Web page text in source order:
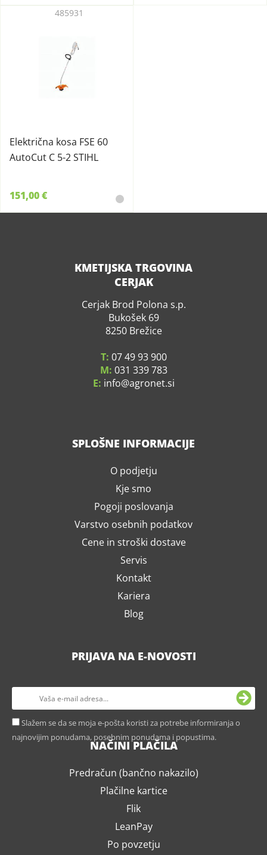
Električna kosa FSE 60
AutoCut C 5-2 STIHL
485931
151,00 €
KMETIJSKA TRGOVINA
CERJAK
Cerjak Brod Polona s.p.
Bukošek 69
8250 Brežice
T: 07 49 93 900
M: 031 339 783
E: info agronet.si
SPLOŠNE INFORMACIJE
O podjetju
Kje smo
Pogoji poslovanja
Varstvo osebnih podatkov
Cene in stroški dostave
Servis
Kontakt
Kariera
Blog
PRIJAVA NA E-NOVOSTI
Slažem se da se moja e-pošta koristi za potrebe informiranja o
najnovijim ponudama, posebnim ponudama i popustima.
NAČINI PLAČILA
Predračun (bančno nakazilo)
Plačilne kartice
Flik
LeanPay
Po povzetju